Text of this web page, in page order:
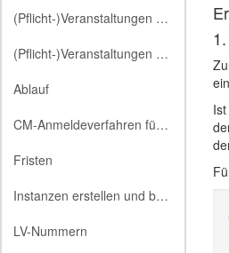
(Pflicht-)Veranstaltungen Informatik
(Pflicht-)Veranstaltungen Mathematik
Ablauf
CM-Anmeldeverfahren für Lehrveranstaltungen
Fristen
Instanzen erstellen und bearbeiten
LV-Nummern